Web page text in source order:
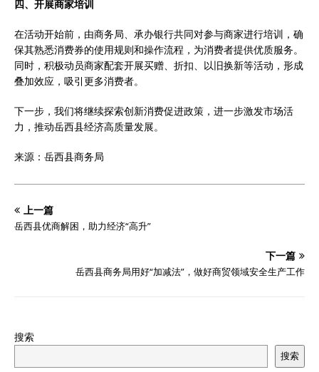
四、开展商家培训
在活动开始前，由商务局、承办银行共同对参与商家进行培训，确
保其熟悉消费券的使用规则和操作流程，为消费者提供优质服务。
同时，积极动员商家配套开展买赠、折扣、以旧换新等活动，形成
叠加效应，吸引更多消费者。
下一步，我们将继续探索创新消费促进政策，进一步激发市场活
力，推动岳西县经济高质量发展。
来源：岳西县商务局
上一篇
岳西县优商解困，助力经济“高升”
下一篇
岳西县商务局用好“加减法”，做好商贸领域安全生产工作
搜索
搜索